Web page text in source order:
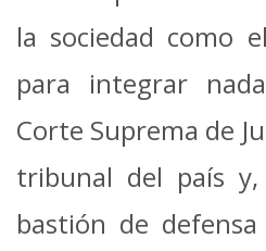
la sociedad como
para integrar
Corte Suprema de
tribunal del país
bastión de